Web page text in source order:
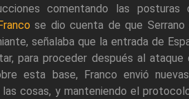
comentando las posturas
se dio cuenta de que
señalaba que la entrada de
para proceder después al
esta base, Franco envió
cosas, y manteniendo el